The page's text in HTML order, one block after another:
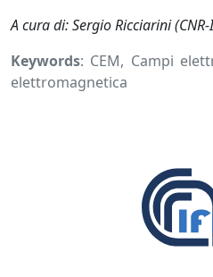
A cura di: Sergio Ricciarini (CNR-
Keywords: CEM, Campi
elettromagnetica